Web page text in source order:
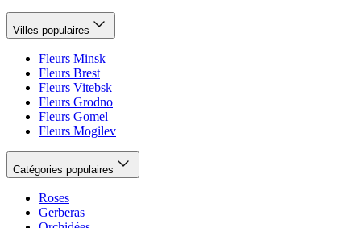
Villes populaires
Fleurs Minsk
Fleurs Brest
Fleurs Vitebsk
Fleurs Grodno
Fleurs Gomel
Fleurs Mogilev
Catégories populaires
Roses
Gerberas